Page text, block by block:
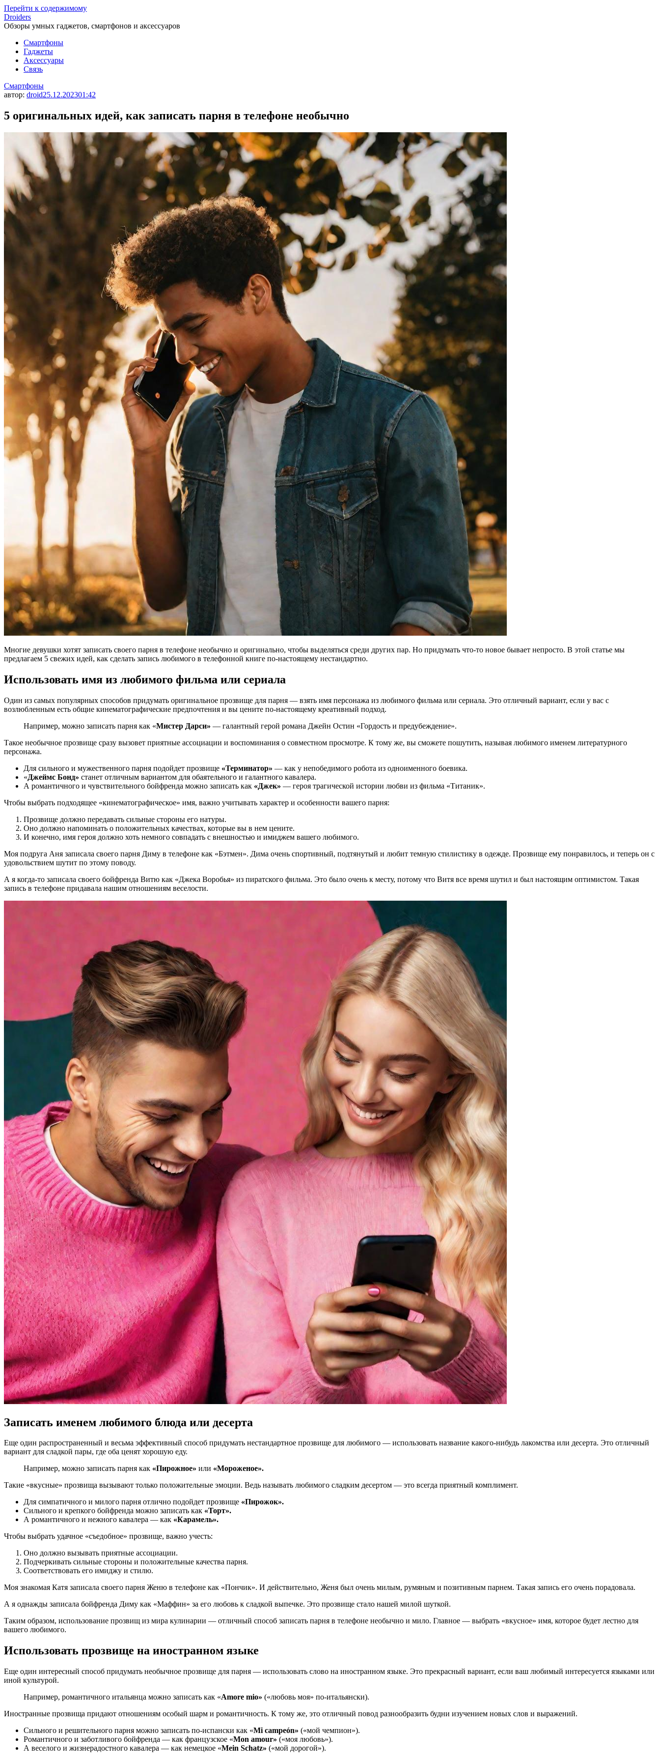
Перейти к содержимому
Droiders
Обзоры умных гаджетов, смартфонов и аксессуаров
Смартфоны
Гаджеты
Аксессуары
Связь
Смартфоны
автор: droid25.12.202301:42
5 оригинальных идей, как записать парня в телефоне необычно
Многие девушки хотят записать своего парня в телефоне необычно и оригинально, чтобы выделяться среди других пар. Но придумать что-то новое бывает непросто. В этой статье мы
предлагаем 5 свежих идей, как сделать запись любимого в телефонной книге по-настоящему нестандартно.
Использовать имя из любимого фильма или сериала
Один из самых популярных способов придумать оригинальное прозвище для парня — взять имя персонажа из любимого фильма или сериала. Это отличный вариант, если у вас с
возлюбленным есть общие кинематографические предпочтения и вы цените по-настоящему креативный подход.
Например, можно записать парня как «Мистер Дарси» — галантный герой романа Джейн Остин «Гордость и предубеждение».
Такое необычное прозвище сразу вызовет приятные ассоциации и воспоминания о совместном просмотре. К тому же, вы сможете пошутить, называя любимого именем литературного
персонажа.
Для сильного и мужественного парня подойдет прозвище «Терминатор» — как у непобедимого робота из одноименного боевика.
«Джеймс Бонд» станет отличным вариантом для обаятельного и галантного кавалера.
А романтичного и чувствительного бойфренда можно записать как «Джек» — героя трагической истории любви из фильма «Титаник».
Чтобы выбрать подходящее «кинематографическое» имя, важно учитывать характер и особенности вашего парня:
Прозвище должно передавать сильные стороны его натуры.
Оно должно напоминать о положительных качествах, которые вы в нем цените.
И конечно, имя героя должно хоть немного совпадать с внешностью и имиджем вашего любимого.
Моя подруга Аня записала своего парня Диму в телефоне как «Бэтмен». Дима очень спортивный, подтянутый и любит темную стилистику в одежде. Прозвище ему понравилось, и теперь он с
удовольствием шутит по этому поводу.
А я когда-то записала своего бойфренда Витю как «Джека Воробья» из пиратского фильма. Это было очень к месту, потому что Витя все время шутил и был настоящим оптимистом. Такая
запись в телефоне придавала нашим отношениям веселости.
Записать именем любимого блюда или десерта
Еще один распространенный и весьма эффективный способ придумать нестандартное прозвище для любимого — использовать название какого-нибудь лакомства или десерта. Это отличный
вариант для сладкой пары, где оба ценят хорошую еду.
Например, можно записать парня как «Пирожное» или «Мороженое».
Такие «вкусные» прозвища вызывают только положительные эмоции. Ведь называть любимого сладким десертом — это всегда приятный комплимент.
Для симпатичного и милого парня отлично подойдет прозвище «Пирожок».
Сильного и крепкого бойфренда можно записать как «Торт».
А романтичного и нежного кавалера — как «Карамель».
Чтобы выбрать удачное «съедобное» прозвище, важно учесть:
Оно должно вызывать приятные ассоциации.
Подчеркивать сильные стороны и положительные качества парня.
Соответствовать его имиджу и стилю.
Моя знакомая Катя записала своего парня Женю в телефоне как «Пончик». И действительно, Женя был очень милым, румяным и позитивным парнем. Такая запись его очень порадовала.
А я однажды записала бойфренда Диму как «Маффин» за его любовь к сладкой выпечке. Это прозвище стало нашей милой шуткой.
Таким образом, использование прозвищ из мира кулинарии — отличный способ записать парня в телефоне необычно и мило. Главное — выбрать «вкусное» имя, которое будет лестно для
вашего любимого.
Использовать прозвище на иностранном языке
Еще один интересный способ придумать необычное прозвище для парня — использовать слово на иностранном языке. Это прекрасный вариант, если ваш любимый интересуется языками или
иной культурой.
Например, романтичного итальянца можно записать как «Amore mio» («любовь моя» по-итальянски).
Иностранные прозвища придают отношениям особый шарм и романтичность. К тому же, это отличный повод разнообразить будни изучением новых слов и выражений.
Сильного и решительного парня можно записать по-испански как «Mi campeón» («мой чемпион»).
Романтичного и заботливого бойфренда — как французское «Mon amour» («моя любовь»).
А веселого и жизнерадостного кавалера — как немецкое «Mein Schatz» («мой дорогой»).